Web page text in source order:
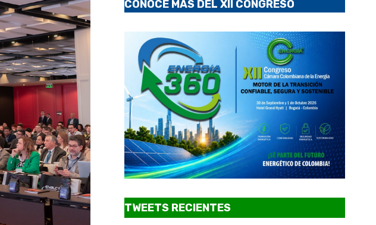
CONOCE MÁS DEL XII CONGRESO
TWEETS RECIENTES